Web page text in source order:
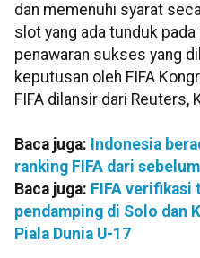
dan memenuhi syarat
slot yang ada tunduk
penawaran sukses yang
keputusan oleh FIFA
FIFA dilansir dari Reuters,
Baca juga: Indonesia
ranking FIFA dari
Baca juga: FIFA verifikasi
pendamping di Solo dan
Piala Dunia U-17